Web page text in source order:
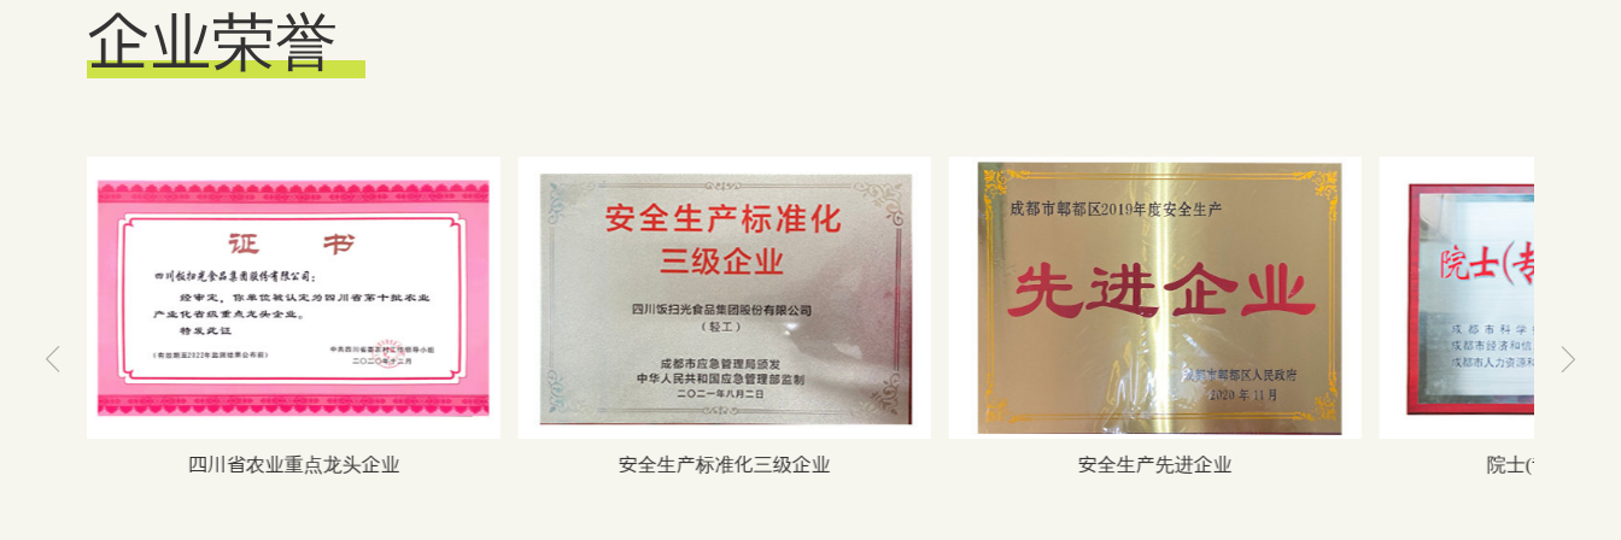
企业荣誉
四川省农业重点龙头企业 安全生产标准化三级企业 安全生产先进企业 院士(专家）创

